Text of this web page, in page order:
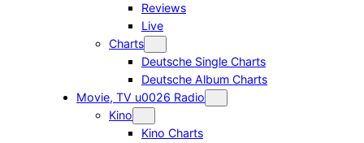
Reviews
Live
Charts
Deutsche Single Charts
Deutsche Album Charts
Movie, TV u0026 Radio
Kino
Kino Charts